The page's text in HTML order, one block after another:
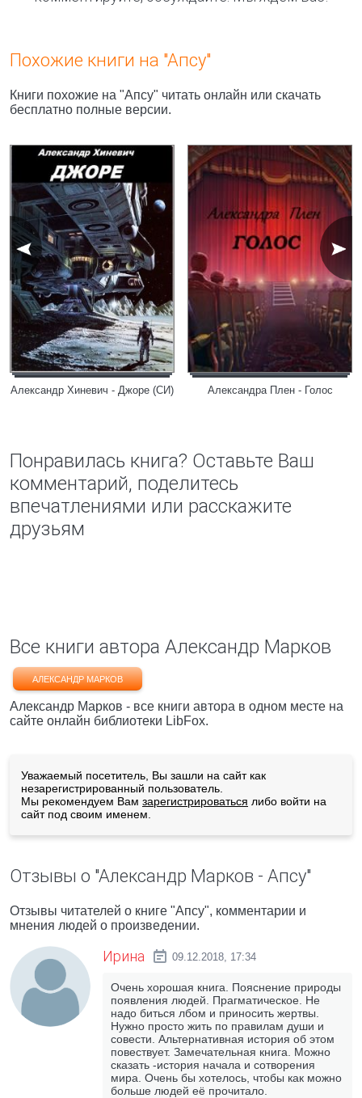
Похожие книги на "Апсу"
Книги похожие на "Апсу" читать онлайн или скачать
бесплатно полные версии.
Александр Хиневич - Джоре (СИ) Александра Плен - Голос
Понравилась книга? Оставьте Ваш
комментарий, поделитесь
впечатлениями или расскажите
друзьям
Все книги автора Александр Марков
АЛЕКСАНДР МАРКОВ
Александр Марков - все книги автора в одном месте на
сайте онлайн библиотеки LibFox.
Уважаемый посетитель, Вы зашли на сайт как
незарегистрированный пользователь.
Мы рекомендуем Вам зарегистрироваться либо войти на
сайт под своим именем.
Отзывы о "Александр Марков - Апсу"
Отзывы читателей о книге "Апсу", комментарии и
мнения людей о произведении.
Ирина 09.12.2018, 17:34
Очень хорошая книга. Пояснение природы
появления людей. Прагматическое. Не
надо биться лбом и приносить жертвы.
Нужно просто жить по правилам души и
совести. Альтернативная история об этом
повествует. Замечательная книга. Можно
сказать -история начала и сотворения
мира. Очень бы хотелось, чтобы как можно
больше людей её прочитало.